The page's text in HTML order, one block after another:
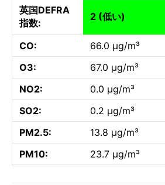
英国DEFRA
指数:
2 (低い)
CO:
66.0 µg/m³
O3:
67.0 µg/m³
NO2:
0.0 µg/m³
SO2:
0.2 µg/m³
PM2.5:
13.8 µg/m³
PM10:
23.7 µg/m³